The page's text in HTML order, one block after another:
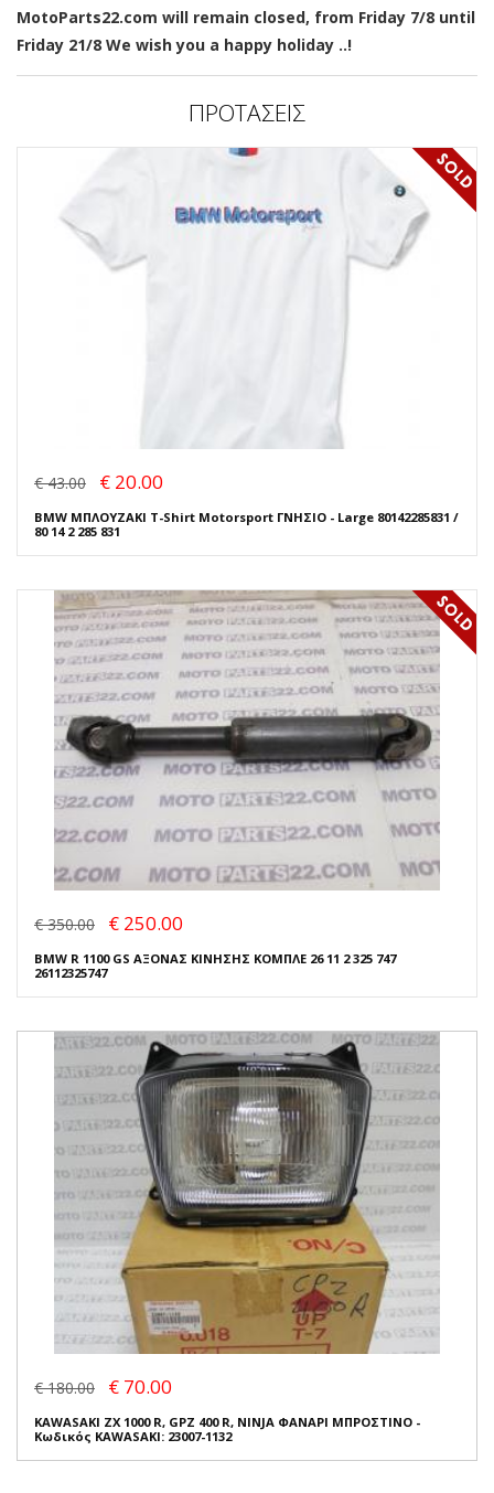
MotoParts22.com will remain closed, from Friday 7/8 until
Friday 21/8 We wish you a happy holiday ..!
ΠΡΟΤΑΣΕΙΣ
€ 43.00 € 20.00
BMW ΜΠΛΟΥΖΑΚΙ T-Shirt Motorsport ΓΝΗΣΙΟ - Large 80142285831 /
80 14 2 285 831
€ 350.00 € 250.00
BMW R 1100 GS ΑΞΟΝΑΣ ΚΙΝΗΣΗΣ ΚΟΜΠΛΕ 26 11 2 325 747
26112325747
€ 180.00 € 70.00
KAWASAKI ZX 1000 R, GPZ 400 R, NINJA ΦΑΝΑΡΙ ΜΠΡΟΣΤΙΝΟ -
Κωδικός KAWASAKI: 23007-1132